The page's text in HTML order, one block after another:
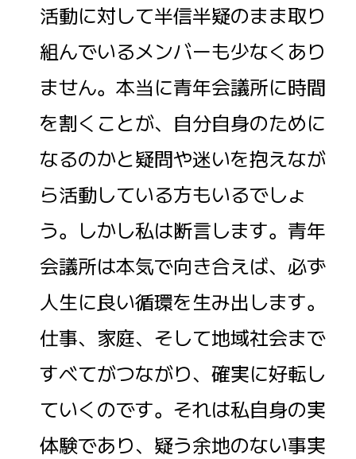
活動に対して半信半疑のまま取り
組んでいるメンバーも少なくあり
ません。本当に青年会議所に時間
を割くことが、自分自身のために
なるのかと疑問や迷いを抱えなが
ら活動している方もいるでしょ
う。しかし私は断言します。青年
会議所は本気で向き合えば、必ず
人生に良い循環を生み出します。
仕事、家庭、そして地域社会まで
すべてがつながり、確実に好転し
ていくのです。それは私自身の実
体験であり、疑う余地のない事実